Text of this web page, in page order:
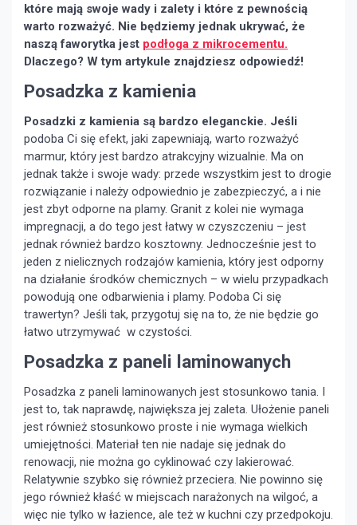
które mają swoje wady i zalety i które z pewnością
warto rozważyć. Nie będziemy jednak ukrywać, że
naszą faworytka jest podłoga z mikrocementu.
Dlaczego? W tym artykule znajdziesz odpowiedź!
Posadzka z kamienia
Posadzki z kamienia są bardzo eleganckie. Jeśli
podoba Ci się efekt, jaki zapewniają, warto rozważyć
marmur, który jest bardzo atrakcyjny wizualnie. Ma on
jednak także i swoje wady: przede wszystkim jest to drogie
rozwiązanie i należy odpowiednio je zabezpieczyć, a i nie
jest zbyt odporne na plamy. Granit z kolei nie wymaga
impregnacji, a do tego jest łatwy w czyszczeniu – jest
jednak również bardzo kosztowny. Jednocześnie jest to
jeden z nielicznych rodzajów kamienia, który jest odporny
na działanie środków chemicznych – w wielu przypadkach
powodują one odbarwienia i plamy. Podoba Ci się
trawertyn? Jeśli tak, przygotuj się na to, że nie będzie go
łatwo utrzymywać w czystości.
Posadzka z paneli laminowanych
Posadzka z paneli laminowanych jest stosunkowo tania. I
jest to, tak naprawdę, największa jej zaleta. Ułożenie paneli
jest również stosunkowo proste i nie wymaga wielkich
umiejętności. Materiał ten nie nadaje się jednak do
renowacji, nie można go cyklinować czy lakierować.
Relatywnie szybko się również przeciera. Nie powinno się
jego również kłaść w miejscach narażonych na wilgoć, a
więc nie tylko w łazience, ale też w kuchni czy przedpokoju.